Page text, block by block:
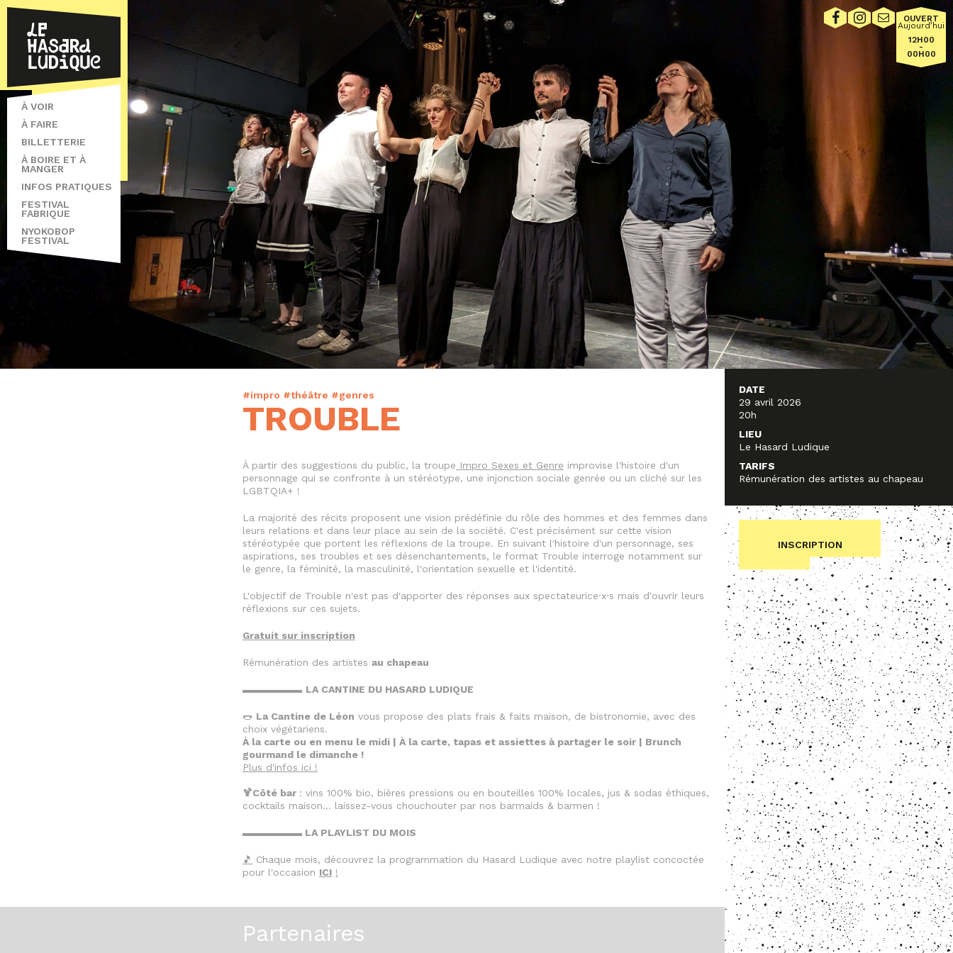
OUVERT
Aujourd’hui
12H00
-
00H00
À VOIR
À FAIRE
BILLETTERIE
À BOIRE ET À
MANGER
INFOS PRATIQUES
FESTIVAL
FABRIQUE
NYOKOBOP
FESTIVAL
#impro #théâtre #genres
TROUBLE
DATE
29 avril 2026
20h
LIEU
Le Hasard Ludique
TARIFS
Rémunération des artistes au chapeau
INSCRIPTION
À partir des suggestions du public, la troupe Impro Sexes et Genre improvise l'histoire d'un
personnage qui se confronte à un stéréotype, une injonction sociale genrée ou un cliché sur les
LGBTQIA+ !
La majorité des récits proposent une vision prédéfinie du rôle des hommes et des femmes dans
leurs relations et dans leur place au sein de la société. C'est précisément sur cette vision
stéréotypée que portent les réflexions de la troupe. En suivant l'histoire d'un personnage, ses
aspirations, ses troubles et ses désenchantements, le format Trouble interroge notamment sur
le genre, la féminité, la masculinité, l'orientation sexuelle et l'identité.
L'objectif de Trouble n'est pas d'apporter des réponses aux spectateurice·x·s mais d'ouvrir leurs
réflexions sur ces sujets.
Gratuit sur inscription
Rémunération des artistes au chapeau
▬▬▬▬▬▬ LA CANTINE DU HASARD LUDIQUE
🌭 La Cantine de Léon vous propose des plats frais & faits maison, de bistronomie, avec des
choix végétariens.
À la carte ou en menu le midi | À la carte, tapas et assiettes à partager le soir | Brunch
gourmand le dimanche !
Plus d'infos ici !
🍹Côté bar : vins 100% bio, bières pressions ou en bouteilles 100% locales, jus & sodas éthiques,
cocktails maison… laissez-vous chouchouter par nos barmaids & barmen !
▬▬▬▬▬▬ LA PLAYLIST DU MOIS
🎵 Chaque mois, découvrez la programmation du Hasard Ludique avec notre playlist concoctée
pour l'occasion ICI !
Partenaires